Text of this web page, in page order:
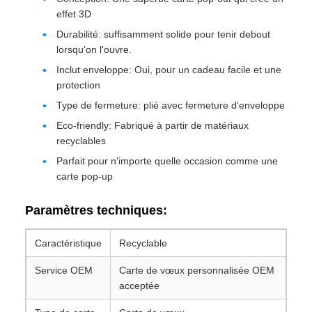
effet 3D
Durabilité: suffisamment solide pour tenir debout
lorsqu'on l'ouvre.
Inclut enveloppe: Oui, pour un cadeau facile et une
protection
Type de fermeture: plié avec fermeture d'enveloppe
Eco-friendly: Fabriqué à partir de matériaux
recyclables
Parfait pour n'importe quelle occasion comme une
carte pop-up
Paramètres techniques:
Caractéristique Recyclable
Service OEM
Carte de vœux personnalisée OEM
acceptée